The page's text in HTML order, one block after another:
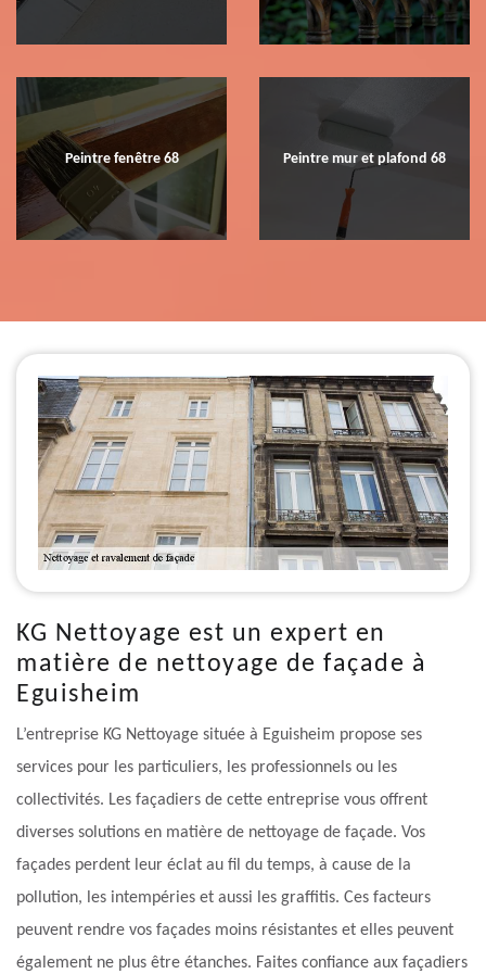
Peintre fenêtre 68 Peintre mur et plafond 68
KG Nettoyage est un expert en
matière de nettoyage de façade à
Eguisheim
L’entreprise KG Nettoyage située à Eguisheim propose ses
services pour les particuliers, les professionnels ou les
collectivités. Les façadiers de cette entreprise vous offrent
diverses solutions en matière de nettoyage de façade. Vos
façades perdent leur éclat au fil du temps, à cause de la
pollution, les intempéries et aussi les graffitis. Ces facteurs
peuvent rendre vos façades moins résistantes et elles peuvent
également ne plus être étanches. Faites confiance aux façadiers